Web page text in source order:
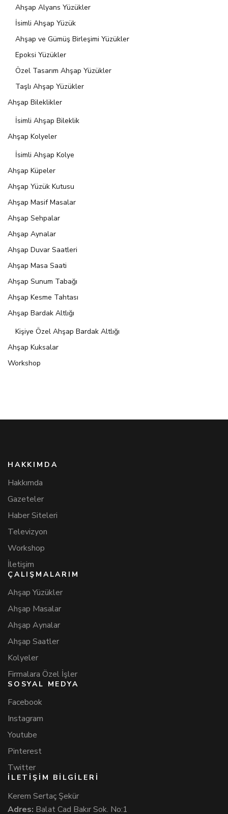
Ahşap Alyans Yüzükler
İsimli Ahşap Yüzük
Ahşap ve Gümüş Birleşimi Yüzükler
Epoksi Yüzükler
Özel Tasarım Ahşap Yüzükler
Taşlı Ahşap Yüzükler
Ahşap Bileklikler
İsimli Ahşap Bileklik
Ahşap Kolyeler
İsimli Ahşap Kolye
Ahşap Küpeler
Ahşap Yüzük Kutusu
Ahşap Masif Masalar
Ahşap Sehpalar
Ahşap Aynalar
Ahşap Duvar Saatleri
Ahşap Masa Saati
Ahşap Sunum Tabağı
Ahşap Kesme Tahtası
Ahşap Bardak Altlığı
Kişiye Özel Ahşap Bardak Altlığı
Ahşap Kuksalar
Workshop
HAKKIMDA
Hakkımda
Gazeteler
Haber Siteleri
Televizyon
Workshop
İletişim
ÇALIŞMALARIM
Ahşap Yüzükler
Ahşap Masalar
Ahşap Aynalar
Ahşap Saatler
Kolyeler
Firmalara Özel İşler
SOSYAL MEDYA
Facebook
Instagram
Youtube
Pinterest
Twitter
İLETİŞİM BİLGİLERİ
Kerem Sertaç Şekür
Adres: Balat Cad Bakır Sok. No:1